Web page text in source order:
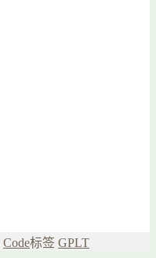
Code标签 GPLT